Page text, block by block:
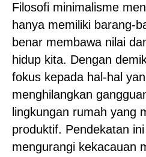
Filosofi minimalisme
hanya memiliki barang-
benar membawa nilai
hidup kita. Dengan
fokus kepada hal-hal
menghilangkan
lingkungan rumah yang
produktif. Pendekatan
mengurangi kekacauan